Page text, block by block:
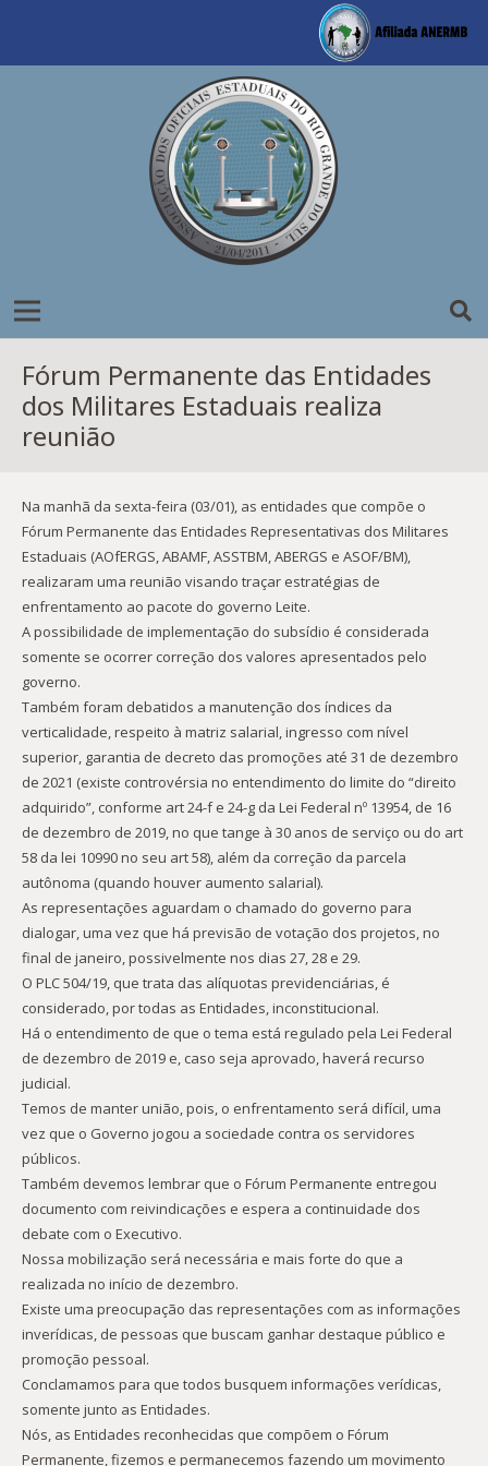
Fórum Permanente das Entidades
dos Militares Estaduais realiza
reunião
Na manhã da sexta-feira (03/01), as entidades que compõe o
Fórum Permanente das Entidades Representativas dos Militares
Estaduais (AOfERGS, ABAMF, ASSTBM, ABERGS e ASOF/BM),
realizaram uma reunião visando traçar estratégias de
enfrentamento ao pacote do governo Leite.
A possibilidade de implementação do subsídio é considerada
somente se ocorrer correção dos valores apresentados pelo
governo.
Também foram debatidos a manutenção dos índices da
verticalidade, respeito à matriz salarial, ingresso com nível
superior, garantia de decreto das promoções até 31 de dezembro
de 2021 (existe controvérsia no entendimento do limite do “direito
adquirido”, conforme art 24-f e 24-g da Lei Federal nº 13954, de 16
de dezembro de 2019, no que tange à 30 anos de serviço ou do art
58 da lei 10990 no seu art 58), além da correção da parcela
autônoma (quando houver aumento salarial).
As representações aguardam o chamado do governo para
dialogar, uma vez que há previsão de votação dos projetos, no
final de janeiro, possivelmente nos dias 27, 28 e 29.
O PLC 504/19, que trata das alíquotas previdenciárias, é
considerado, por todas as Entidades, inconstitucional.
Há o entendimento de que o tema está regulado pela Lei Federal
de dezembro de 2019 e, caso seja aprovado, haverá recurso
judicial.
Temos de manter união, pois, o enfrentamento será difícil, uma
vez que o Governo jogou a sociedade contra os servidores
públicos.
Também devemos lembrar que o Fórum Permanente entregou
documento com reivindicações e espera a continuidade dos
debate com o Executivo.
Nossa mobilização será necessária e mais forte do que a
realizada no início de dezembro.
Existe uma preocupação das representações com as informações
inverídicas, de pessoas que buscam ganhar destaque público e
promoção pessoal.
Conclamamos para que todos busquem informações verídicas,
somente junto as Entidades.
Nós, as Entidades reconhecidas que compõem o Fórum
Permanente, fizemos e permanecemos fazendo um movimento